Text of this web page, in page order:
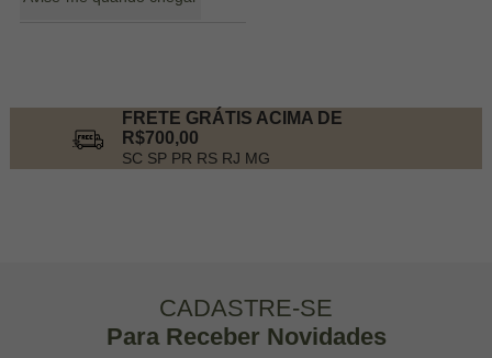
FRETE GRÁTIS ACIMA DE
R$700,00
SC SP PR RS RJ MG
CADASTRE-SE
Para Receber Novidades